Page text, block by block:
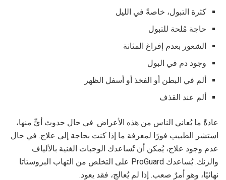
كثرة التبول، خاصةً في الليل
حاجة مُلحة للتبول
الشعور بعدم إفراغ المثانة
وجود دم في البول
ألم في البطن أو الفخذ أو أسفل الظهر
ألم عند القذف
عادةً ما يُعاني الناس من هذه الأعراض. ​​في حال حدوث أيٍّ منها،
استشر الطبيب فورًا لمعرفة ما إذا كنت بحاجة إلى علاج. في حال
عدم وجود علاج، يُمكن أن تُساعدك الوجبات الغنية بالألياف
والزنك. يُساعدك ProGuard على التخلص من التهاب البروستاتا
نهائيًا، وهو أمرٌ صعب. إذا لم يُعالج، فقد يعود.